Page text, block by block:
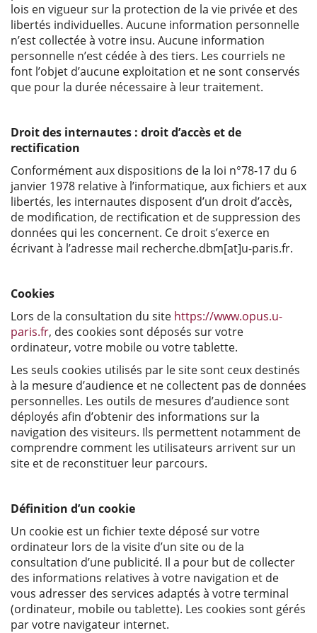
lois en vigueur sur la protection de la vie privée et des
libertés individuelles. Aucune information personnelle
n’est collectée à votre insu. Aucune information
personnelle n’est cédée à des tiers. Les courriels ne
font l’objet d’aucune exploitation et ne sont conservés
que pour la durée nécessaire à leur traitement.
Droit des internautes : droit d’accès et de
rectification
Conformément aux dispositions de la loi n°78-17 du 6
janvier 1978 relative à l’informatique, aux fichiers et aux
libertés, les internautes disposent d’un droit d’accès,
de modification, de rectification et de suppression des
données qui les concernent. Ce droit s’exerce en
écrivant à l’adresse mail recherche.dbm[at]u-paris.fr.
Cookies
Lors de la consultation du site https://www.opus.u-
paris.fr, des cookies sont déposés sur votre
ordinateur, votre mobile ou votre tablette.
Les seuls cookies utilisés par le site sont ceux destinés
à la mesure d’audience et ne collectent pas de données
personnelles. Les outils de mesures d’audience sont
déployés afin d’obtenir des informations sur la
navigation des visiteurs. Ils permettent notamment de
comprendre comment les utilisateurs arrivent sur un
site et de reconstituer leur parcours.
Définition d’un cookie
Un cookie est un fichier texte déposé sur votre
ordinateur lors de la visite d’un site ou de la
consultation d’une publicité. Il a pour but de collecter
des informations relatives à votre navigation et de
vous adresser des services adaptés à votre terminal
(ordinateur, mobile ou tablette). Les cookies sont gérés
par votre navigateur internet.